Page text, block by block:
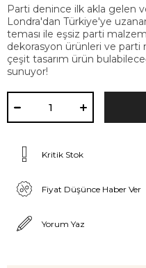
Parti denince ilk akla gelen
Londra'dan Türkiye'ye
teması ile eşsiz parti
dekorasyon ürünleri ve parti
çeşit tasarım ürün
sunuyor!
Kritik Stok
Fiyat Düşünce Haber Ver
Yorum Yaz